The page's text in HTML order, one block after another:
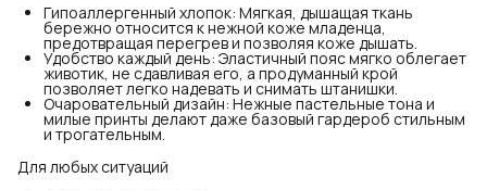
Гипоаллергенный хлопок: Мягкая, дышащая ткань
бережно относится к нежной коже младенца,
предотвращая перегрев и позволяя коже дышать.
Удобство каждый день: Эластичный пояс мягко облегает
животик, не сдавливая его, а продуманный крой
позволяет легко надевать и снимать штанишки.
Очаровательный дизайн: Нежные пастельные тона и
милые принты делают даже базовый гардероб стильным
и трогательным.
Для любых ситуаций